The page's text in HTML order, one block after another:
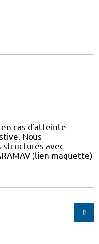
cas d’atteinte
Nous
structures avec
(lien maquette)